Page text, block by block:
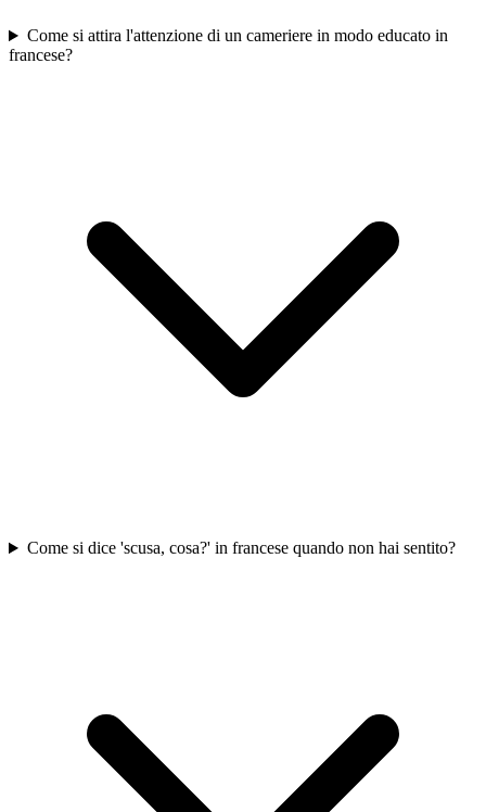
Come si attira l'attenzione di un cameriere in modo educato in
francese?
Come si dice 'scusa, cosa?' in francese quando non hai sentito?